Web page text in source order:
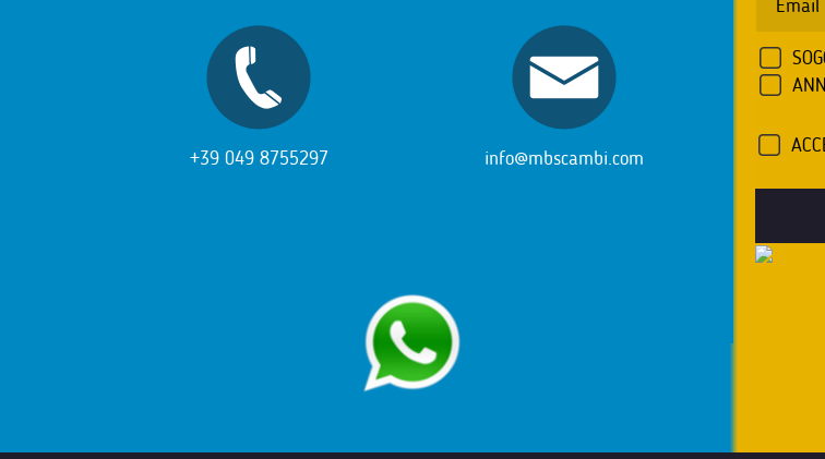
+39 049 8755297 info@mbscambi.com